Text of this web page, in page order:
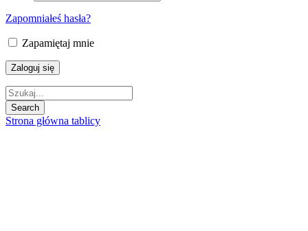
Zapomniałeś hasła?
Zapamiętaj mnie
Strona główna tablicy